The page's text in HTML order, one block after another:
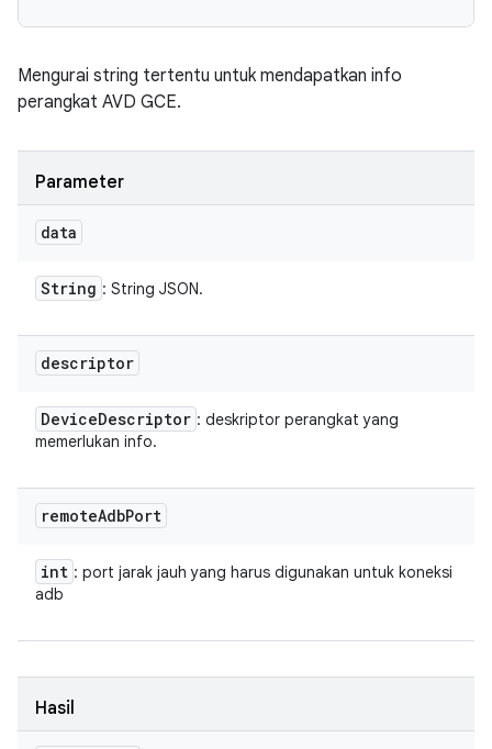
Mengurai string tertentu untuk mendapatkan info
perangkat AVD GCE.
Parameter
data
String : String JSON.
descriptor
DeviceDescriptor : deskriptor perangkat yang
memerlukan info.
remoteAdbPort
int : port jarak jauh yang harus digunakan untuk koneksi
adb
Hasil